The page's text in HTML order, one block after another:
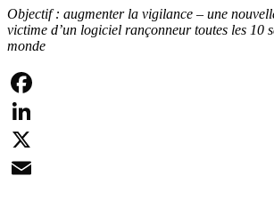
Objectif : augmenter la vigilance – une
victime d’un logiciel rançonneur toutes les 10
monde
Facebook
LinkedIn
X